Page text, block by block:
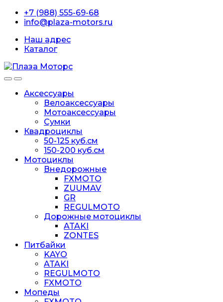
Перейти
перейти+7 (988) 555-69-68
info@plaza-motors.ru
Наш адрес
Каталог
Аксессуары
Велоаксессуары
Мотоаксессуары
Сумки
Квадроциклы
50-125 куб.см
150-200 куб.см
Мотоциклы
Внедорожные
FXMOTO
ZUUMAV
GR
REGULMOTO
Дорожные мотоциклы
ATAKI
ZONTES
Питбайки
KAYO
ATAKI
REGULMOTO
FXMOTO
Мопеды